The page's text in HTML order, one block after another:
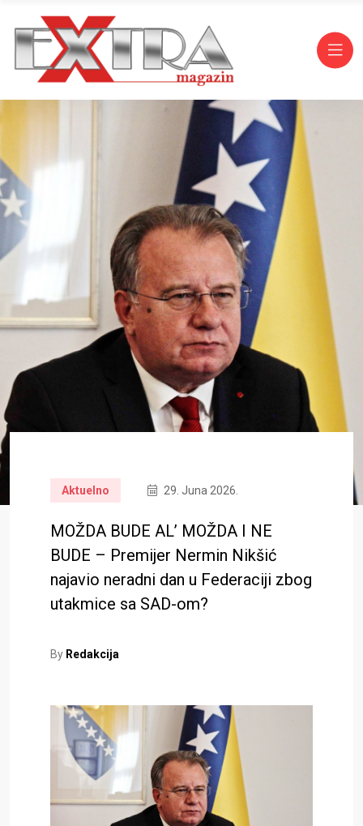
Aktuelno 29. Juna 2026.
MOŽDA BUDE AL’ MOŽDA I NE
BUDE – Premijer Nermin Nikšić
najavio neradni dan u Federaciji zbog
utakmice sa SAD-om?
By Redakcija